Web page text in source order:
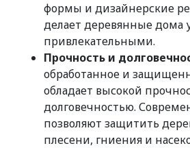
формы и дизайнерские
делает деревянные
привлекательными.
Прочность и
обработанное и
обладает высокой
долговечностью.
позволяют защитить
плесени, гниения и